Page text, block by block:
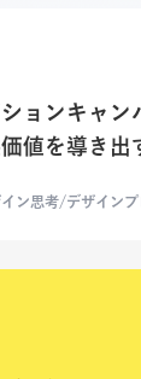
ョンキャン
値を導き出
ン思考/デザインプ